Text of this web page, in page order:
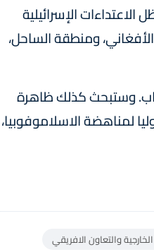
الإسرائيلية
ومنطقة الساحل،
وستبحث كذلك ظاهرة
لإعلان الأمم المتحدة 15 مارس يوما دوليا لمناهضة الاسلاموفوبيا،
والتعاون الافريقي